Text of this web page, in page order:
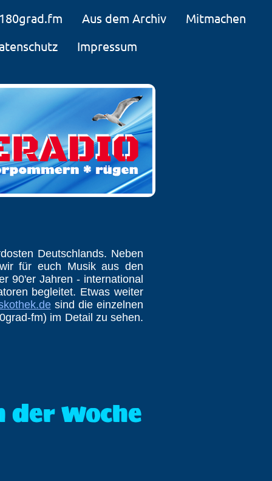
180grad.fm Aus dem Archiv
Mitmachen
Impressum
Deutschlands. Neben
für euch Musik aus den
90'er Jahren - international
begleitet. Etwas weiter
sind die einzelnen
fm) im Detail zu sehen.
der Woche